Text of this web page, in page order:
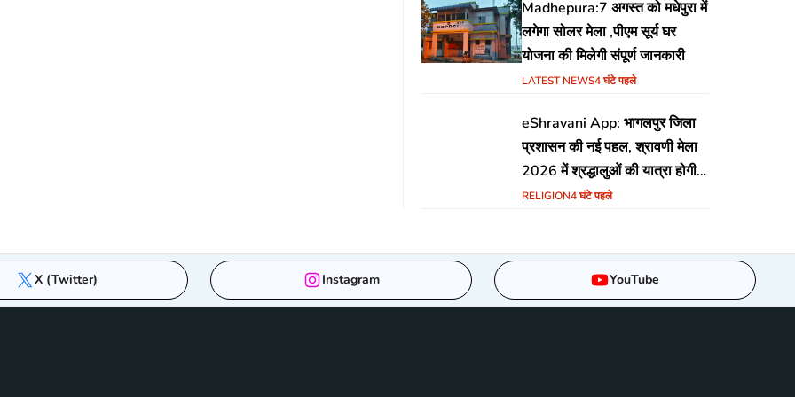
Madhepura:7 अगस्त को मधेपुरा में
लगेगा सोलर मेला ,पीएम सूर्य घर
योजना की मिलेगी संपूर्ण जानकारी
LATEST NEWS4 घंटे पहले
eShravani App: भागलपुर जिला
प्रशासन की नई पहल, श्रावणी मेला
2026 में श्रद्धालुओं की यात्रा होगी
सुरक्षित और सुगम
RELIGION4 घंटे पहले
X (Twitter) Instagram YouTube